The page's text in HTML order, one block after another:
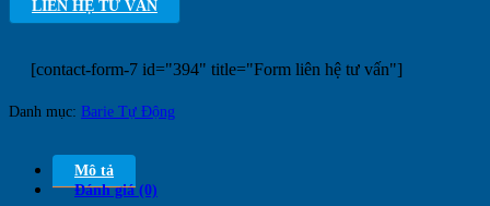
LIÊN HỆ TƯ VẤN
[contact-form-7 id="394" title="Form liên hệ tư vấn"]
Danh mục: Barie Tự Động
Mô tả
Đánh giá (0)